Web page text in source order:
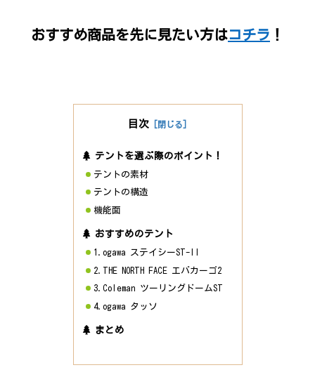
おすすめ商品を先に見たい方はコチラ ！
目次
テントを選ぶ際のポイント！
テントの素材
テントの構造
機能面
おすすめのテント
1.ogawa ステイシーST-II
2.THE NORTH FACE エバカーゴ2
3.Coleman ツーリングドームST
4.ogawa タッソ
まとめ